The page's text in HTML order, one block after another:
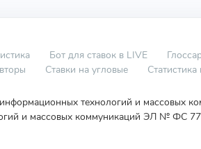
Бот для ставок в LIVE
Ставки на угловые Статистика
технологий и массовых
и массовых коммуникаций ЭЛ № ФС